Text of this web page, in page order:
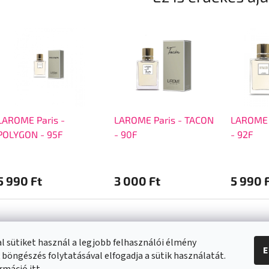
sütiket használ a legjobb felhasználói élmény
böngészés folytatásával elfogadja a sütik használatát.
Paris -
- 95F
990 Ft
LAROME Paris - TACON
- 90F
3 000 Ft
- 92F
5 990